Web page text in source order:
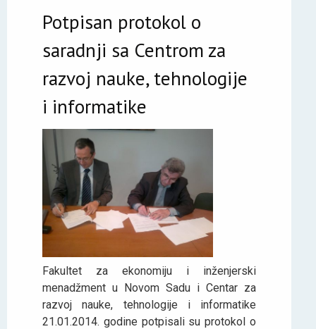
Potpisan protokol o
saradnji sa Centrom za
razvoj nauke, tehnologije
i informatike
Fakultet za ekonomiju i inženjerski
menadžment u Novom Sadu i Centar za
razvoj nauke, tehnologije i informatike
21.01.2014. godine potpisali su protokol o